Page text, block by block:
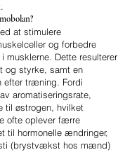
at stimulere
og forbedre
musklerne. Dette resulterer
og styrke, samt en
efter træning. Fordi
aromatiseringsrate,
til østrogen, hvilket
ofte oplever færre
til hormonelle ændringer,
(brystvækst hos mænd)